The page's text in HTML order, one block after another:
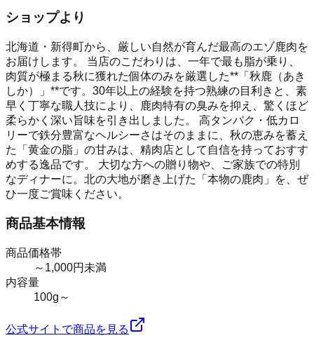
ショップより
北海道・新得町から、厳しい自然が育んだ最高のエゾ鹿肉を
お届けします。 当店のこだわりは、一年で最も脂が乗り、
肉質が極まる秋に獲れた個体のみを厳選した**「秋鹿（あき
しか）」**です。30年以上の経験を持つ熟練の目利きと、素
早く丁寧な職人技により、鹿肉特有の臭みを抑え、驚くほど
柔らかく深い旨味を引き出しました。 高タンパク・低カロ
リーで鉄分豊富なヘルシーさはそのままに、秋の恵みを蓄え
た「黄金の脂」の甘みは、精肉店として自信を持っておすす
めする逸品です。 大切な方への贈り物や、ご家族での特別
なディナーに。北の大地が磨き上げた「本物の鹿肉」を、ぜ
ひ一度ご賞味ください。
商品基本情報
商品価格帯
～1,000円未満
内容量
100g～
公式サイトで商品を見る